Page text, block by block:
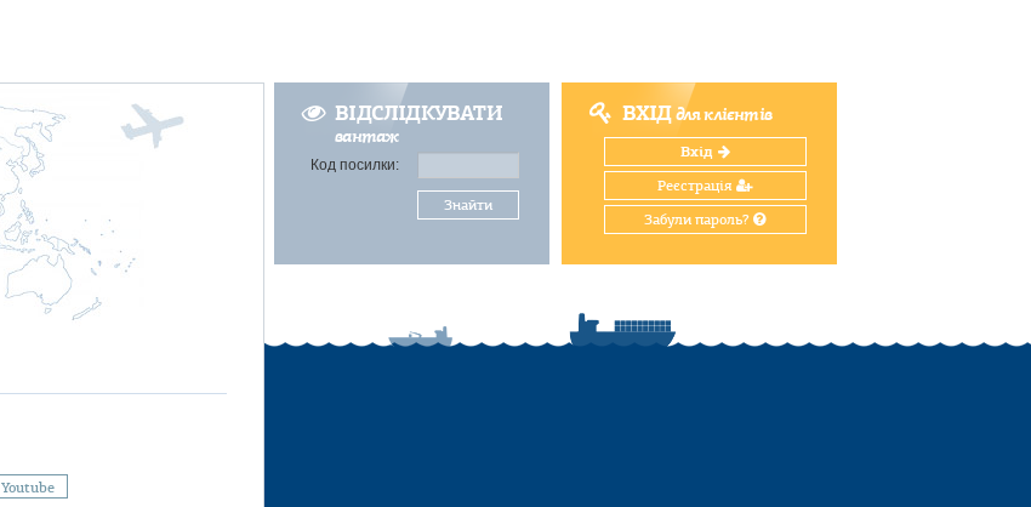
ВІДСЛІДКУВАТИ
вантаж
Код посилки:
Знайти
ВХІДдля клієнтів
Вхід
Реєстрація
Забули пароль?
Youtube